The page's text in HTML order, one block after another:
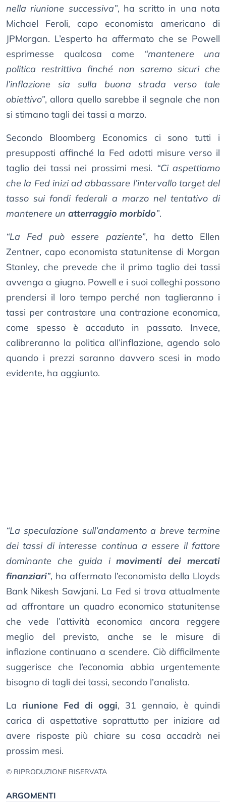
nella riunione successiva”, ha scritto in una nota
Michael Feroli, capo economista americano di
JPMorgan. L’esperto ha affermato che se Powell
esprimesse qualcosa come
“mantenere una
politica restrittiva finché non saremo sicuri che
l’inflazione sia sulla buona strada verso tale
obiettivo”, allora quello sarebbe il segnale che non
si stimano tagli dei tassi a marzo.
Secondo Bloomberg Economics ci sono tutti i
presupposti affinché la Fed adotti misure verso il
taglio dei tassi nei prossimi mesi. “Ci aspettiamo
che la Fed inizi ad abbassare l’intervallo target del
tasso sui fondi federali a marzo nel tentativo di
mantenere un atterraggio morbido”.
“La Fed può essere paziente”, ha detto Ellen
Zentner, capo economista statunitense di Morgan
Stanley, che prevede che il primo taglio dei tassi
avvenga a giugno. Powell e i suoi colleghi possono
prendersi il loro tempo perché non taglieranno i
tassi per contrastare una contrazione economica,
come spesso è accaduto in passato. Invece,
calibreranno la politica all’inflazione, agendo solo
quando i prezzi saranno davvero scesi in modo
evidente, ha aggiunto.
“La speculazione sull’andamento a breve termine
dei tassi di interesse continua a essere il fattore
dominante che guida imovimenti dei mercati
finanziari”, ha affermato l’economista della Lloyds
Bank Nikesh Sawjani. La Fed si trova attualmente
ad affrontare un quadro economico statunitense
che vede l’attività economica ancora reggere
meglio del previsto, anche se le misure di
inflazione continuano a scendere. Ciò difficilmente
suggerisce che l’economia abbia urgentemente
bisogno di tagli dei tassi, secondo l’analista.
La riunione Fed di oggi, 31 gennaio, è quindi
carica di aspettative soprattutto per iniziare ad
avere risposte più chiare su cosa accadrà nei
prossim mesi.
© RIPRODUZIONE RISERVATA
ARGOMENTI